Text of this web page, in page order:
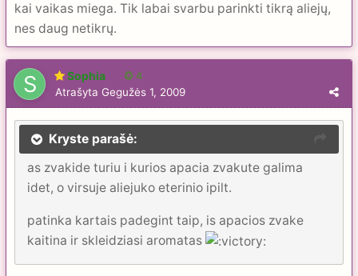
kai vaikas miega. Tik labai svarbu parinkti tikrą aliejų,
nes daug netikrų.
Sophia 4
Atrašyta Gegužės 1, 2009
Kryste parašė:
as zvakide turiu i kurios apacia zvakute galima
idet, o virsuje aliejuko eterinio ipilt.
patinka kartais padegint taip, is apacios zvake
kaitina ir skleidziasi aromatas